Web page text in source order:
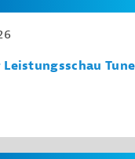
Leistungsschau